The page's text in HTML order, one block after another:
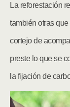
La reforestación
también otras
cortejo de
preste lo que se
la fijación de